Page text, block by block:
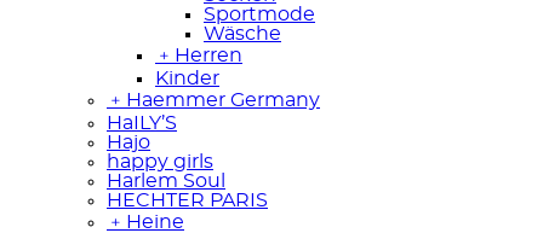
Sportmode
Wäsche
﹢ Herren
Kinder
﹢ Haemmer Germany
HaILY’S
Hajo
happy girls
Harlem Soul
HECHTER PARIS
﹢ Heine